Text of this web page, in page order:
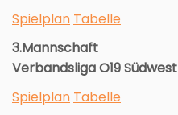
Spielplan Tabelle
3.Mannschaft
Verbandsliga O19 Südwest
Spielplan Tabelle